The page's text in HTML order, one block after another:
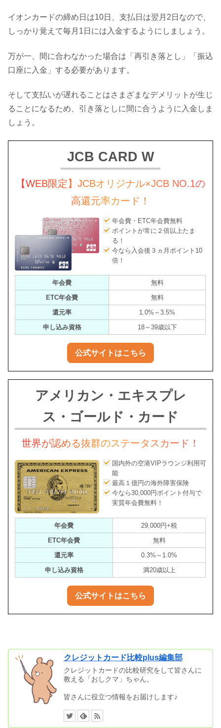
イオンカードの締め日は10日、支払日は翌月2日なので、
しっかり覚えて毎月1日には入金するようにしましょう。
万が一、間に合わなかった場合は「再引き落とし」「振込
口座に入金」する必要があります。
そして支払いが遅れることはさまざまなデメリットが生じ
ることになるため、引き落としに間に合うように入金しま
しょう。
JCB CARD W
【WEB限定】JCBオリジナル×JCB NO.1の
高還元率カード！
年会費・ETC年会費無料
ポイントが常に２倍以上たま
る！
今なら入会後３ヵ月ポイント10
倍！
年会費
無料
ETC年会費
無料
還元率
1.0%～3.5%
申し込み資格
18～39歳以下
公式サイトはこちら
アメリカン・エキスプレ
ス・ゴールド・カード
世界が認める抜群のステータスカード！
国内外の空港VIPラウンジ利用可
能
最高１億円の海外障害保険
今なら30,000円ポイント付与で
実質年会費無料！
年会費
29,000円+税
ETC年会費
無料
還元率
0.3%～1.0%
申し込み資格
満20歳以上
公式サイトはこちら
クレジットカード比較plus編集部
クレジットカードの比較研究をして皆さんに
教える「おしクマ」ちゃん。
皆さんに役立つ情報をお届けします♪